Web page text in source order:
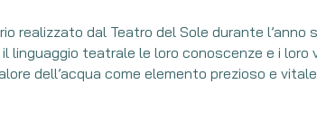
realizzato dal Teatro del Sole durante l’anno
teatrale le loro conoscenze e i loro
dell’acqua come elemento prezioso e